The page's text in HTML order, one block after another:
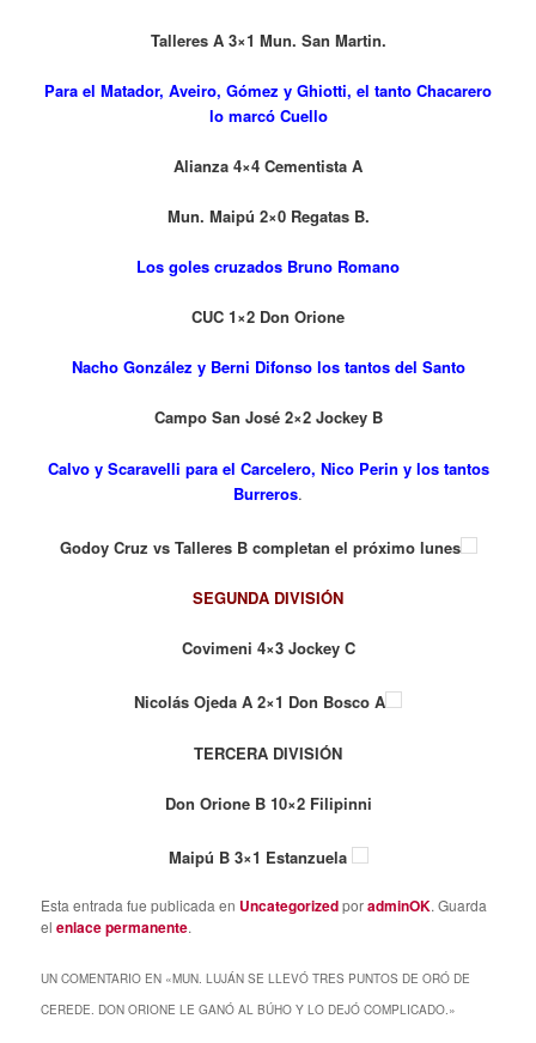
Talleres A 3×1 Mun. San Martin.
Para el Matador, Aveiro, Gómez y Ghiotti, el tanto Chacarero
lo marcó Cuello
Alianza 4×4 Cementista A
Mun. Maipú 2×0 Regatas B.
Los goles cruzados Bruno Romano
CUC 1×2 Don Orione
Nacho González y Berni Difonso los tantos del Santo
Campo San José 2×2 Jockey B
Calvo y Scaravelli para el Carcelero, Nico Perin y los tantos
Burreros.
Godoy Cruz vs Talleres B completan el próximo lunes
SEGUNDA DIVISIÓN
Covimeni 4×3 Jockey C
Nicolás Ojeda A 2×1 Don Bosco A
TERCERA DIVISIÓN
Don Orione B 10×2 Filipinni
Maipú B 3×1 Estanzuela
Esta entrada fue publicada en UncategorizedporadminOK. Guarda
elenlace permanente.
UN COMENTARIO EN «MUN. LUJÁN SE LLEVÓ TRES PUNTOS DE ORÓ DE
CEREDE. DON ORIONE LE GANÓ AL BÚHO Y LO DEJÓ COMPLICADO.»